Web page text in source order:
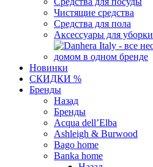
Чистящие средства
Средства для пола
Аксессуары для уборки
Новинки
СКИДКИ %
Бренды
Назад
Бренды
Acqua dell’Elba
Ashleigh & Burwood
Bago home
Banka home